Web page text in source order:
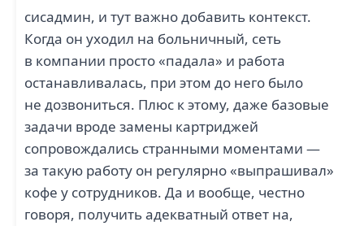
сисадмин, и тут важно добавить контекст.
Когда он уходил на больничный, сеть
в компании просто «падала» и работа
останавливалась, при этом до него было
не дозвониться. Плюс к этому, даже базовые
задачи вроде замены картриджей
сопровождались странными моментами —
за такую работу он регулярно «выпрашивал»
кофе у сотрудников. Да и вообще, честно
говоря, получить адекватный ответ на,